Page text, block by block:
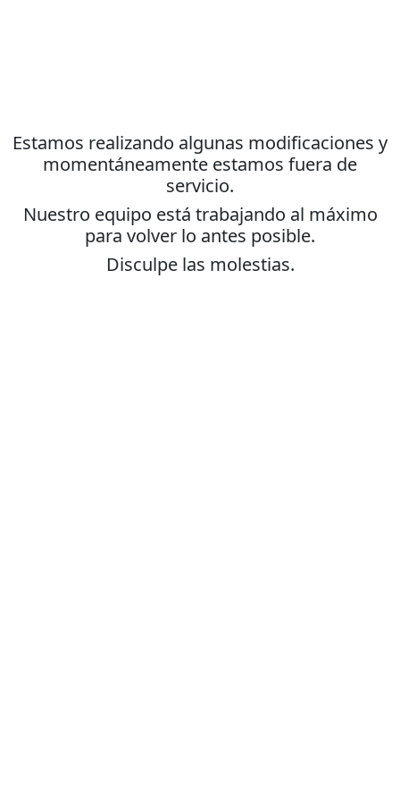
Estamos realizando algunas modificaciones y
momentáneamente estamos fuera de
servicio.
Nuestro equipo está trabajando al máximo
para volver lo antes posible.
Disculpe las molestias.